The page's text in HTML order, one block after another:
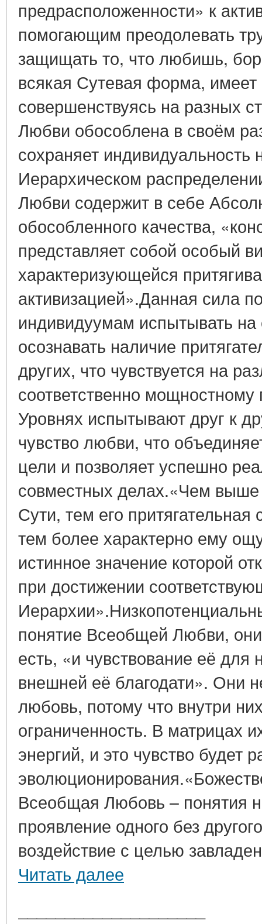
предрасположенности» к
помогающим преодолевать
защищать то, что любишь,
всякая Сутевая форма, имеет
совершенствуясь на разных
Любви обособлена в своём
сохраняет
Иерархическом
Любви содержит в себе
обособленного качества,
представляет собой особый
характеризующейся
активизацией».Данная сила
индивидуумам испытывать
осознавать наличие
других, что чувствуется на
соответственно
Уровнях испытывают друг к
чувство любви, что
цели и позволяет успешно
совместных делах.«Чем выше
Сути, тем его
тем более характерно ему
истинное значение которой
при достижении
понятие Всеобщей Любви,
есть, «и чувствование её для
внешней её благодати». Они
любовь, потому что внутри
ограниченность. В матрицах
энергий, и это чувство будет
Всеобщая Любовь – понятия
проявление одного без
воздействие с целью
Читать далее